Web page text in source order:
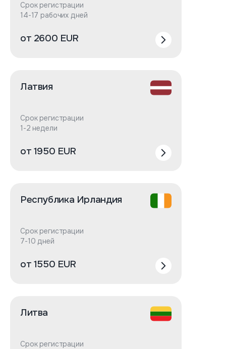
Срок регистрации
14-17 рабочих дней
от 2600 EUR
Латвия
Срок регистрации
1-2 недели
от 1950 EUR
Республика Ирландия
Срок регистрации
7-10 дней
от 1550 EUR
Литва
Срок регистрации